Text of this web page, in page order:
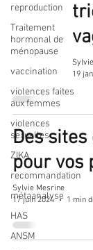
reproduction
Traitement
hormonal de
ménopause
vaccination
violences faites
aux femmes
violences
sexuelles
ZIKA
recommandation
métaanalyse
HAS
ANSM
19
Des
pour vos
Sylvie Mesrine
17 juin 2024
1 min